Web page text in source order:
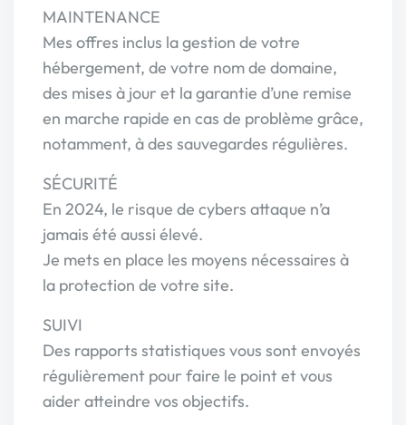
MAINTENANCE
Mes offres inclus la gestion de votre
hébergement, de votre nom de domaine,
des mises à jour et la garantie d’une remise
en marche rapide en cas de problème grâce,
notamment, à des sauvegardes régulières.
SÉCURITÉ
En 2024, le risque de cybers attaque n’a
jamais été aussi élevé.
Je mets en place les moyens nécessaires à
la protection de votre site.
SUIVI
Des rapports statistiques vous sont envoyés
régulièrement pour faire le point et vous
aider atteindre vos objectifs.